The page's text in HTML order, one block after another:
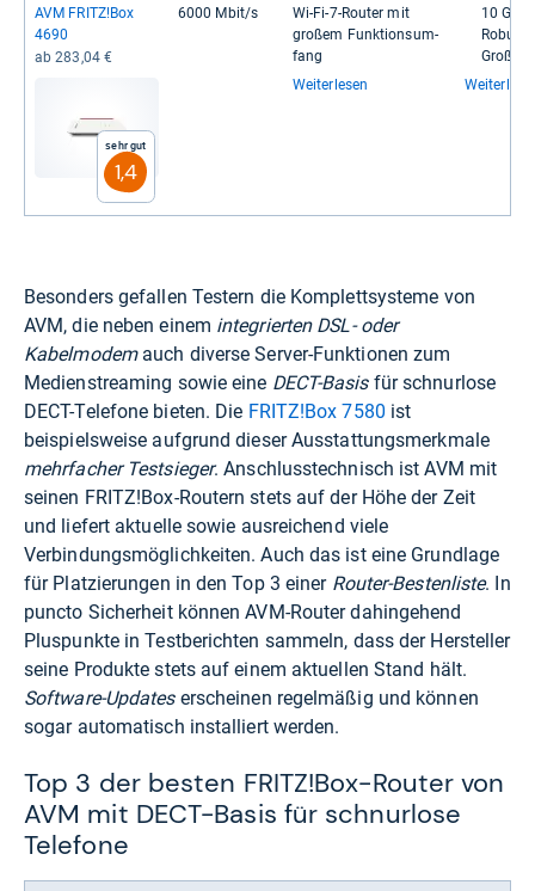
AVM FRITZ!Box
4690
ab 283,04 €
Sehr gut
1,4
6000 Mbit/s
Wi-​Fi-​7-​Rou­ter mit
großem Funk­ti­ons­um­
fang
Weiterlesen
10
Großer
Besonders gefallen Testern die Komplettsysteme von
AVM, die neben einem integrierten DSL- oder
Kabelmodemauch diverse Server-Funktionen zum
Medienstreaming sowie eine DECT-Basisfür schnurlose
DECT-Telefone bieten. Die FRITZ!Box 7580 ist
beispielsweise aufgrund dieser Ausstattungsmerkmale
mehrfacher Testsieger. Anschlusstechnisch ist AVM mit
seinen FRITZ!Box-Routern stets auf der Höhe der Zeit
und liefert aktuelle sowie ausreichend viele
Verbindungsmöglichkeiten. Auch das ist eine Grundlage
für Platzierungen in den Top 3 einer Router-Bestenliste. In
puncto Sicherheit können AVM-Router dahingehend
Pluspunkte in Testberichten sammeln, dass der Hersteller
seine Produkte stets auf einem aktuellen Stand hält.
Software-Updateserscheinen regelmäßig und können
sogar automatisch installiert werden.
Top 3 der besten FRITZ!Box-Router von
AVM mit DECT-Basis für schnurlose
Telefone